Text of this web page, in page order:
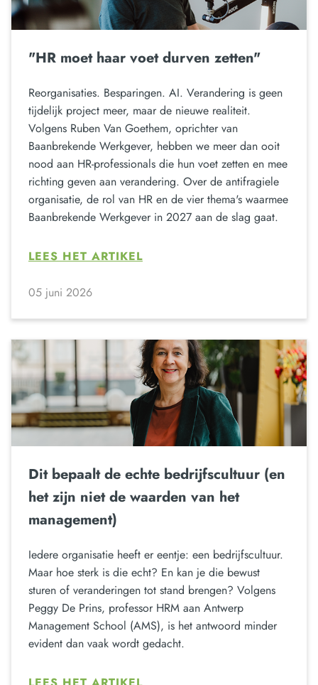
"HR moet haar voet durven zetten"
Reorganisaties. Besparingen. AI. Verandering is geen
tijdelijk project meer, maar de nieuwe realiteit.
Volgens Ruben Van Goethem, oprichter van
Baanbrekende Werkgever, hebben we meer dan ooit
nood aan HR-professionals die hun voet zetten en mee
richting geven aan verandering. Over de antifragiele
organisatie, de rol van HR en de vier thema's waarmee
Baanbrekende Werkgever in 2027 aan de slag gaat.
LEES HET ARTIKEL
05 juni 2026
Dit bepaalt de echte bedrijfscultuur (en
het zijn niet de waarden van het
management)
Iedere organisatie heeft er eentje: een bedrijfscultuur.
Maar hoe sterk is die echt? En kan je die bewust
sturen of veranderingen tot stand brengen? Volgens
Peggy De Prins, professor HRM aan Antwerp
Management School (AMS), is het antwoord minder
evident dan vaak wordt gedacht.